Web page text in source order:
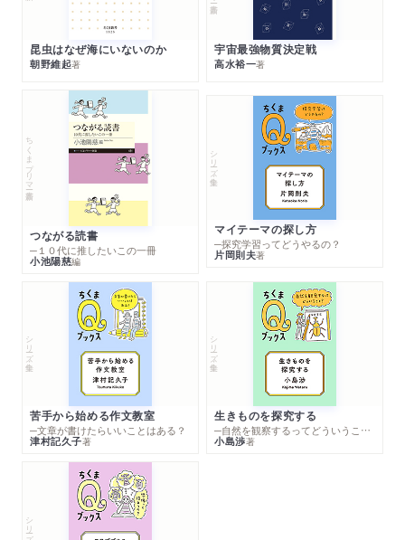
昆虫はなぜ海にいないのか
朝野維起著
宇宙最強物質決定戦
高水裕一著
ちくまプリマー新書
つながる読書
─１０代に推したいこの一冊
小池陽慈編
シリーズ・全集
マイテーマの探し方
─探究学習ってどうやるの？
片岡則夫著
シリーズ・全集
苦手から始める作文教室
─文章が書けたらいいことはある？
津村記久子著
シリーズ・全集
生きものを探究する
─自然を観察するってどういうこと？
小島渉著
シリーズ・全集